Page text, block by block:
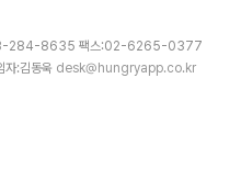
:063-284-8635 팩스:02-6265-0377
:김동욱 desk@hungryapp.co.kr